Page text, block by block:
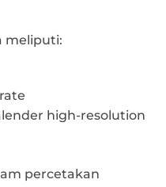
meliputi:
high-resolution
percetakan